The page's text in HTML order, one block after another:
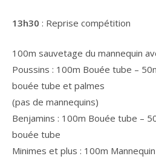
13h30 : Reprise compétition
100m sauvetage du mannequin
Poussins : 100m Bouée tube –
bouée tube et palmes
(pas de mannequins)
Benjamins : 100m Bouée tube –
bouée tube
Minimes et plus : 100m